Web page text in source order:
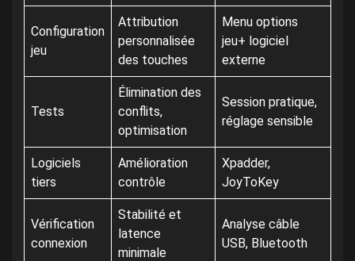
Configuration
jeu
Attribution
personnalisée
des touches
Menu options
jeu+ logiciel
externe
Tests
Élimination des
conflits,
optimisation
Session pratique,
réglage sensible
Logiciels
tiers
Amélioration
contrôle
Xpadder,
JoyToKey
Vérification
connexion
Stabilité et
latence
minimale
Analyse câble
USB, Bluetooth